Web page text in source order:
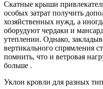
Скатные крыши
особых затрат получить
хозяйственных нужд, а
оборудуют чердаки и
утеплении. Однако,
вертикального спрямления
помнить, что и ветровая
больше .
Уклон кровли для разных